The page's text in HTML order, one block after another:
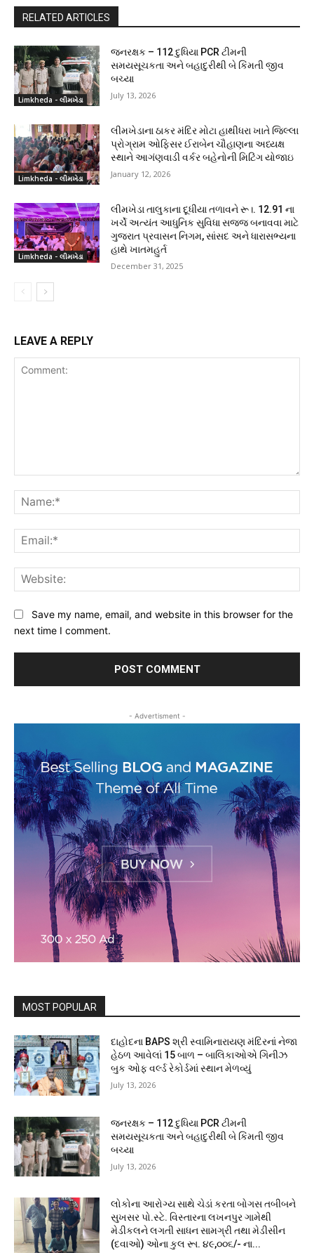
RELATED ARTICLES
Limkheda - લીમખેડા
જનરક્ષક – 112 દુધિયા PCR ટીમની
સમયસૂચકતા અને બહાદુરીથી બે કિંમતી જીવ
બચ્યા
July 13, 2026
Limkheda - લીમખેડા
લીમખેડાના ઠાકર મંદિર મોટા હાથીધરા ખાતે જિલ્લા
પ્રોગ્રામ ઓફિસર ઈરાબેન ચૌહાણના અધ્યક્ષ
સ્થાને આગંણવાડી વર્કર બહેનોની મિટિંગ યોજાઇ
January 12, 2026
Limkheda - લીમખેડા
લીમખેડા તાલુકાના દૂધીયા તળાવને રૂ।. 12.91 ના
ખર્ચે અત્યંત આધુનિક સુવિધા સજ્જ બનાવવા માટે
ગુજરાત પ્રવાસન નિગમ, સાંસદ અને ધારાસભ્યના
હાથે ખાતમહુર્ત
December 31, 2025
LEAVE A REPLY
Save my name, email, and website in this browser for the
next time I comment.
- Advertisment -
MOST POPULAR
દાહોદના BAPS શ્રી સ્વામિનારાયણ મંદિરનાં નેજા
હેઠળ આવેલાં 15 બાળ – બાલિકાઓએ ગિનીઝ
બુક ઓફ વર્લ્ડ રેકોર્ડમાં સ્થાન મેળવ્યું
July 13, 2026
જનરક્ષક – 112 દુધિયા PCR ટીમની
સમયસૂચકતા અને બહાદુરીથી બે કિંમતી જીવ
બચ્યા
July 13, 2026
લોકોના આરોગ્ય સાથે ચેડાં કરતા બોગસ તબીબને
સુખસર પો.સ્ટે. વિસ્તારના લખનપુર ગામેથી
મેડીકલને લગતી સાધન સામગ્રી તથા મેડીસીન
(દવાઓ) ઓના કુલ રૂા. ૪૯,૦૦૬/- ના...